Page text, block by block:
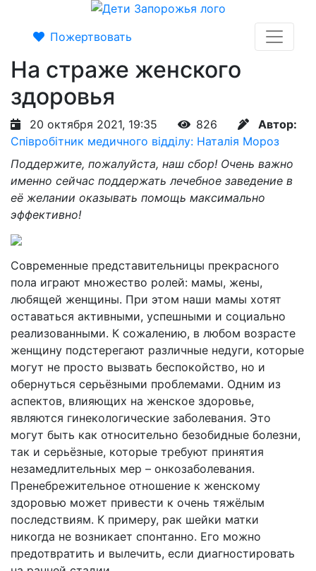
Пожертвовать
На страже женского
здоровья
20 октября 2021, 19:35 826
Автор:
Співробітник медичного відділу: Наталія Мороз
Поддержите, пожалуйста, наш сбор! Очень важно
именно сейчас поддержать лечебное заведение в
её желании оказывать помощь максимально
эффективно!
Современные представительницы прекрасного
пола играют множество ролей: мамы, жены,
любящей женщины. При этом наши мамы хотят
оставаться активными, успешными и социально
реализованными. К сожалению, в любом возрасте
женщину подстерегают различные недуги, которые
могут не просто вызвать беспокойство, но и
обернуться серьёзными проблемами. Одним из
аспектов, влияющих на женское здоровье,
являются гинекологические заболевания. Это
могут быть как относительно безобидные болезни,
так и серьёзные, которые требуют принятия
незамедлительных мер – онкозаболевания.
Пренебрежительное отношение к женскому
здоровью может привести к очень тяжёлым
последствиям. К примеру, рак шейки матки
никогда не возникает спонтанно. Его можно
предотвратить и вылечить, если диагностировать